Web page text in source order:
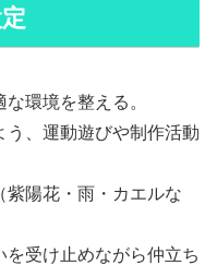
環境を整える。
う、運動遊びや制作活動
紫陽花・雨・カエルな
を受け止めながら仲立ち